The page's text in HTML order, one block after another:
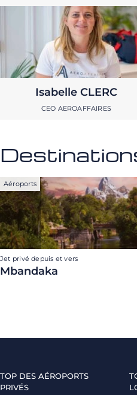
Isabelle CLERC
CEO AEROAFFAIRES
Aéroports
Jet privé depuis et vers
Mbandaka
TOP DES AÉROPORTS
PRIVÉS